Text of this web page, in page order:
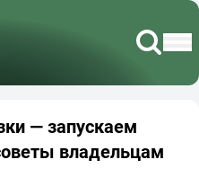
— запускаем
владельцам